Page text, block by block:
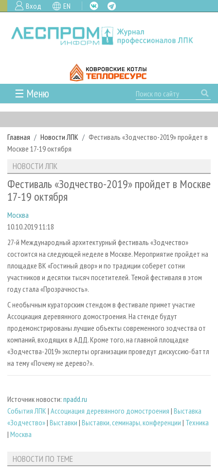
Вход EN
☰ Меню
ГЛАВНАЯ
РУБРИКИ И ТЕМЫ
РУБРИКИ ЖУРНАЛА
ЛЕСОЗАГОТОВКА
ЛЕСОПИЛЕНИЕ
СУШКА ДРЕВЕСИНЫ
ПРОИЗВОДСТВО ДРЕВЕСНЫХ ПЛИТ
ДЕРЕВЯННОЕ ДОМОСТРОЕНИЕ
ПРОИЗВОДСТВО МЕБЕЛИ
БИОЭНЕРГЕТИКА
ЦБП
ИНСТРУМЕНТ И МАТЕРИАЛЫ
НОВОСТИ
НОВОСТИ ЛПК
НОВОСТИ ЖУРНАЛА
ПРОЕКТЫ ЛПИ
АНАЛИТИКА
ПРЕДПРИЯТИЯ ЛПК
ПЕРСОНЫ
МОБИЛЬНЫЕ ВЫСТАВКИ
ОФИЦИАЛЬНЫЕ ДЕЛЕГАЦИИ
ПРИОРИТЕТНЫЕ ИНВЕСТПРОЕКТЫ
RUSSIAN FORESTRY REVIEW
ГАЗЕТА ЛЕСПРОМФОРУМ
БИБЛИОТЕКА СПЕЦИАЛИСТА
АРХИВ
АРХИВ ЖУРНАЛОВ
О ЖУРНАЛЕ
КОНТАКТЫ
РЕКЛАМОДАТЕЛЯМ
РЕКЛАМА
РЕКЛАМА НА САЙТЕ
Главная Новости ЛПК
Фестиваль «Зодчество-2019» пройдет в
Москве 17-19 октября
НОВОСТИ ЛПК
Фестиваль «Зодчество-2019» пройдет в Москве
17-19 октября
Москва
10.10.2019 11:18
27-й Международный архитектурный фестиваль «Зодчество»
состоится на следующей неделе в Москве. Мероприятие пройдет на
площадке ВК «Гостиный двор» и по традиции соберет сотни
участников и десятки тысяч посетителей. Темой фестиваля в этом
году стала «Прозрачность».
С необычным кураторским стендом в фестивале примет участие
Ассоциация деревянного домостроения. На стенде будут
продемонстрированы лучшие объекты современного зодчества от
компаний, входящих в АДД. Кроме того, на главной площадке
«Зодчества-2019» эксперты организации проведут дискуссию-баттл
на тему «Почему не дерево?».
Источник новости: npadd.ru
Cобытия ЛПК | Ассоциация деревянного домостроения | Выставка
«Зодчество»| Выставки | Выставки, семинары, конференции | Техника
| Москва
НОВОСТИ ПО ТЕМЕ